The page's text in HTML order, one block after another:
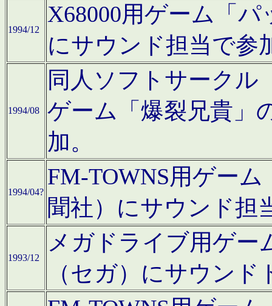
1994/12
X68000用ゲーム「
にサウンド担当で参
1994/08
同人ソフトサークル
ゲーム「爆裂兄貴」
加。
1994/04?
FM-TOWNS用ゲー
聞社）にサウンド担
1993/12
メガドライブ用ゲー
（セガ）にサウン